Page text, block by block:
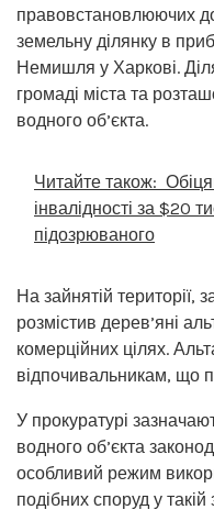
правовстановлюючих
земельну ділянку в
Немишля у Харкові.
громаді міста та
водного об’єкта.
Читайте також:
інвалідності за $20
підозрюваного
На зайнятій території,
розмістив дерев’яні
комерційних цілях.
відпочивальникам, що
У прокуратурі
водного об’єкта
особливий режим
подібних споруд у